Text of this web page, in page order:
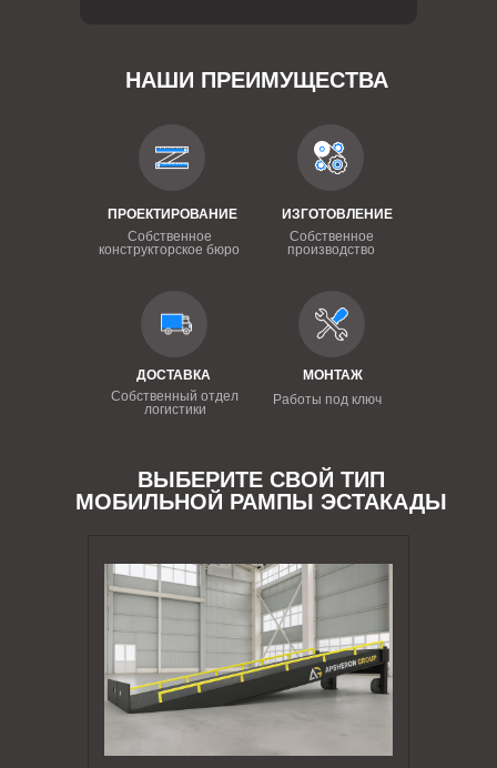
НАШИ ПРЕИМУЩЕСТВА
ПРОЕКТИРОВАНИЕ
Собственное
конструкторское бюро
ИЗГОТОВЛЕНИЕ
Собственное
производство
ДОСТАВКА
Собственный отдел
логистики
МОНТАЖ
Работы под ключ
ВЫБЕРИТЕ СВОЙ ТИП
МОБИЛЬНОЙ РАМПЫ ЭСТАКАДЫ